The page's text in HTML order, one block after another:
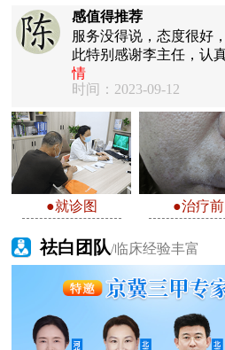
感值得推荐
服务没得说，态度很好
此特别感谢李主任，
情
时间：2023-09-12
●就诊图 ●治疗前
祛白团队/临床经验丰富